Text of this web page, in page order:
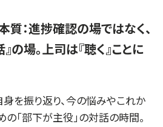
質：進捗確認の場ではなく、
の場。上司は『聴く』ことに
を振り返り、今の悩みやこれか
「部下が主役」の対話の時間。